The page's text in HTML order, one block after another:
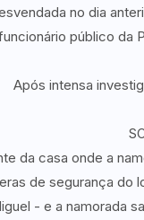
no dia
público da
Após intensa
da casa onde a
de segurança
- e a namorada